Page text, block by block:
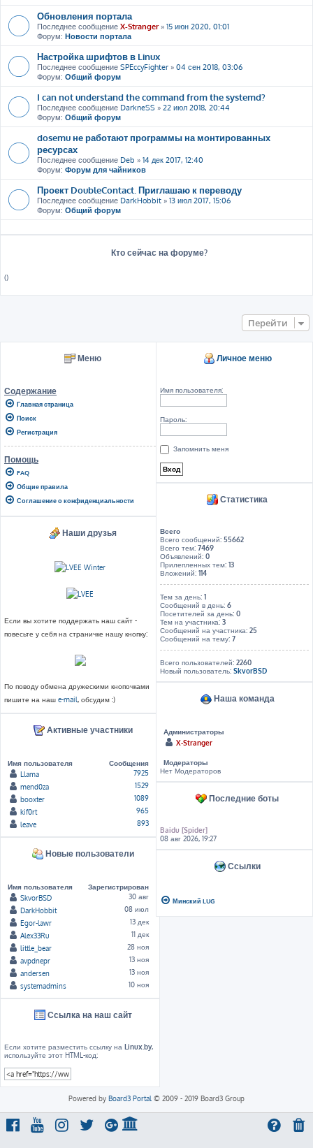
Обновления портала
Последнее сообщение X-Stranger» 15 июн 2020, 01:01
Форум: Новости портала
Настройка шрифтов в Linux
Последнее сообщение SPEccyFighter » 04 сен 2018, 03:06
Форум: Общий форум
I can not understand the command from the systemd?
Последнее сообщение DarkneSS » 22 июл 2018, 20:44
Форум: Общий форум
dosemu не работают программы на монтированных
ресурсах
Последнее сообщение Deb » 14 дек 2017, 12:40
Форум: Форум для чайников
Проект DoubleContact. Приглашаю к переводу
Последнее сообщение DarkHobbit » 13 июл 2017, 15:06
Форум: Общий форум
Кто сейчас на форуме?
()
Перейти
Меню
Содержание
Главная страница
Поиск
Регистрация
Помощь
FAQ
Общие правила
Соглашение о конфиденциальности
Наши друзья
Если вы хотите поддержать наш сайт -
повесьте у себя на страничке нашу кнопку:
По поводу обмена дружескими кнопочками
пишите на наш e-mail, обсудим :)
Активные участники
Имя пользователя
Сообщения
Llama
7925
mend0za
1529
booxter
1089
kif0rt
965
leave
893
Новые пользователи
Имя пользователя
Зарегистрирован
SkvorBSD
30 авг
DarkHobbit
08 июл
Egor-lawr
13 дек
Alex33Ru
11 дек
little_bear
28 ноя
avpdnepr
13 ноя
andersen
13 ноя
systemadmins
10 ноя
Ссылка на наш сайт
Если хотите разместить ссылку на Linux.by,
используйте этот HTML-код:
Личное меню
Имя пользователя:
Пароль:
Запомнить меня
Статистика
Всего
Всего сообщений:55662
Всего тем:7469
Объявлений:0
Прилепленных тем:13
Вложений:114
Тем за день:1
Сообщений в день:6
Посетителей за день:0
Тем на участника:3
Сообщений на участника:25
Сообщений на тему:7
Всего пользователей:2260
Новый пользователь:SkvorBSD
Наша команда
Администраторы
X-Stranger
Модераторы
Нет Модераторов
Последние боты
Baidu [Spider]
08 авг 2026, 19:27
Ссылки
Минский LUG
Powered by Board3 Portal © 2009 - 2019 Board3 Group